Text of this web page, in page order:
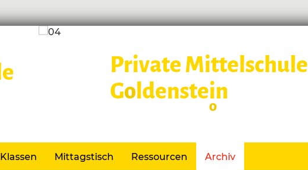
Private Mittelschule
Goldenstein
Lernen im Schlo
Klassen Mittagstisch Ressourcen Archiv